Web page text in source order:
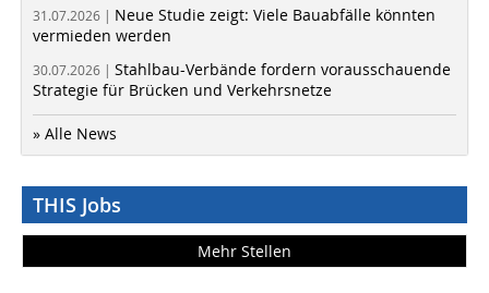
31.07.2026 | Neue Studie zeigt: Viele Bauabfälle könnten
vermieden werden
30.07.2026 | Stahlbau-Verbände fordern vorausschauende
Strategie für Brücken und Verkehrsnetze
» Alle News
THIS Jobs
Mehr Stellen